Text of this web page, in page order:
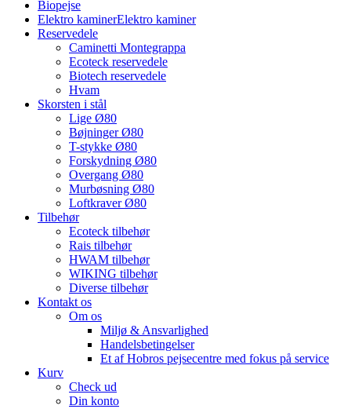
Biopejse
Elektro kaminerElektro kaminer
Reservedele
Caminetti Montegrappa
Ecoteck reservedele
Biotech reservedele
Hvam
Skorsten i stål
Lige Ø80
Bøjninger Ø80
T-stykke Ø80
Forskydning Ø80
Overgang Ø80
Murbøsning Ø80
Loftkraver Ø80
Tilbehør
Ecoteck tilbehør
Rais tilbehør
HWAM tilbehør
WIKING tilbehør
Diverse tilbehør
Kontakt os
Om os
Miljø & Ansvarlighed
Handelsbetingelser
Et af Hobros pejsecentre med fokus på service
Kurv
Check ud
Din konto